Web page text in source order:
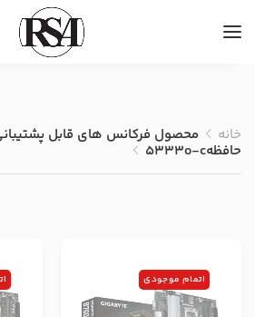
خانه محصول فرکانس های قابل
حافظه5333o-c
اتمام موجودی